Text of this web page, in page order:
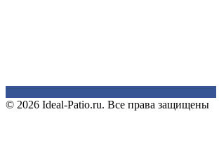
© 2026 Ideal-Patio.ru. Все права защищены